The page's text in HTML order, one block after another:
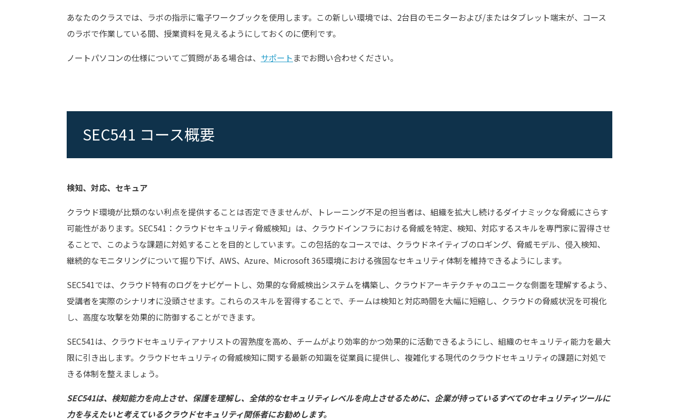
あなたのクラスでは、ラボの指示に電子ワークブックを使用します。この新しい環境では、2台目のモニターおよび/またはタブレット端末が、コース
のラボで作業している間、授業資料を見えるようにしておくのに便利です。
ノートパソコンの仕様についてご質問がある場合は、 サポート までお問い合わせください。
SEC541 コース概要
検知、対応、セキュア
クラウド環境が比類のない利点を提供することは否定できませんが、トレーニング不足の担当者は、組織を拡大し続けるダイナミックな脅威にさらす
可能性があります。SEC541：クラウドセキュリティ脅威検知」は、クラウドインフラにおける脅威を特定、検知、対応するスキルを専門家に習得させ
ることで、このような課題に対処することを目的としています。この包括的なコースでは、クラウドネイティブのロギング、脅威モデル、侵入検知、
継続的なモニタリングについて掘り下げ、AWS、Azure、Microsoft 365環境における強固なセキュリティ体制を維持できるようにします。
SEC541では、クラウド特有のログをナビゲートし、効果的な脅威検出システムを構築し、クラウドアーキテクチャのユニークな側面を理解するよう、
受講者を実際のシナリオに没頭させます。これらのスキルを習得することで、チームは検知と対応時間を大幅に短縮し、クラウドの脅威状況を可視化
し、高度な攻撃を効果的に防御することができます。
SEC541は、クラウドセキュリティアナリストの習熟度を高め、チームがより効率的かつ効果的に活動できるようにし、組織のセキュリティ能力を最大
限に引き出します。クラウドセキュリティの脅威検知に関する最新の知識を従業員に提供し、複雑化する現代のクラウドセキュリティの課題に対処で
きる体制を整えましょう。
SEC541は、検知能力を向上させ、保護を理解し、全体的なセキュリティレベルを向上させるために、企業が持っているすべてのセキュリティツールに
力を与えたいと考えているクラウドセキュリティ関係者にお勧めします。